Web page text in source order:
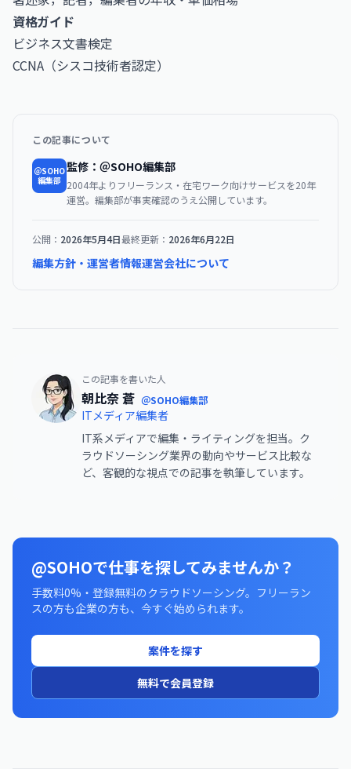
資格ガイド
ビジネス文書検定
CCNA（シスコ技術者認定）
この記事について
＠SOHO
編集部
監修：＠SOHO編集部
2004年よりフリーランス・在宅ワーク向けサービスを20年
運営。編集部が事実確認のうえ公開しています。
公開： 2026年5月4日最終更新： 2026年6月22日
編集方針・運営者情報運営会社について
この記事を書いた人
朝比奈 蒼 ＠SOHO編集部
ITメディア編集者
IT系メディアで編集・ライティングを担当。ク
ラウドソーシング業界の動向やサービス比較な
ど、客観的な視点での記事を執筆しています。
@SOHOで仕事を探してみませんか？
手数料0%・登録無料のクラウドソーシング。フリーラン
スの方も企業の方も、今すぐ始められます。
案件を探す
無料で会員登録